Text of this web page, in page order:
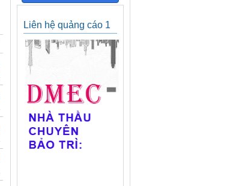
Liên hệ quảng cáo 1